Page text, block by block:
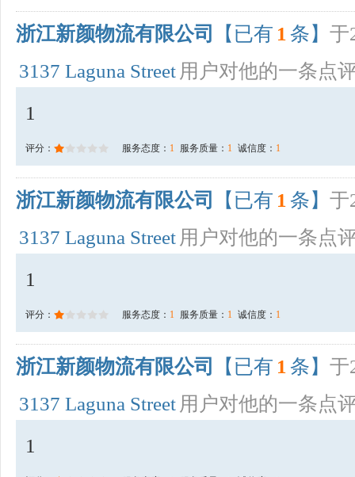
浙江新颜物流有限公司 【已有 1 条】 于
3137 Laguna Street 用户对他的一条点
1
评分： 服务态度： 1 服务质量： 1 诚信度： 1
浙江新颜物流有限公司 【已有 1 条】 于
3137 Laguna Street 用户对他的一条点
1
评分： 服务态度： 1 服务质量： 1 诚信度： 1
浙江新颜物流有限公司 【已有 1 条】 于
3137 Laguna Street 用户对他的一条点
1